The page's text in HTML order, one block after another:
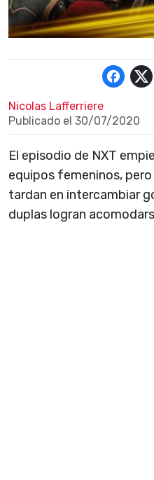
Nicolas Lafferriere
Publicado el 30/07/2020
El episodio de NXT
equipos femeninos,
tardan en intercambiar
duplas logran